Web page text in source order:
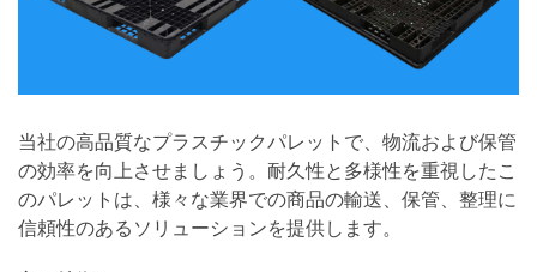
当社の高品質なプラスチックパレットで、物流および保管
の効率を向上させましょう。耐久性と多様性を重視したこ
のパレットは、様々な業界での商品の輸送、保管、整理に
信頼性のあるソリューションを提供します。